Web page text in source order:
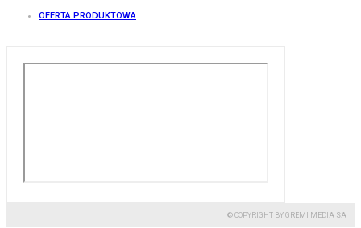
OFERTA PRODUKTOWA
© COPYRIGHT BY GREMI MEDIA SA